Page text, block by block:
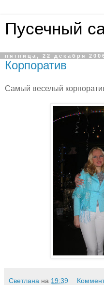
Пусечный
пятница, 22 декабря
Корпоратив
Самый веселый
Светлана на 19:39